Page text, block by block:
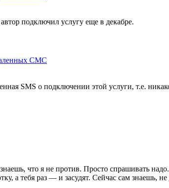
подключил услугу еще в декабре.
СМС
SMS о подключении этой услуги, т.е.
что я не против. Просто спрашивать надо.
а тебя раз — и засудят. Сейчас сам знаешь,